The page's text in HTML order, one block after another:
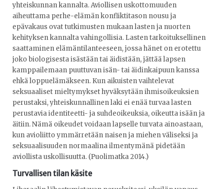
yhteiskunnan kannalta. Aviollisen uskottomuuden
aiheuttama perhe-elämän konfliktitason nousu ja
epävakaus ovat tutkimusten mukaan lasten ja nuorten
kehityksen kannalta vahingollisia. Lasten tarkoituksellinen
saattaminen elämäntilanteeseen, jossa hänet on erotettu
joko biologisesta isästään tai äidistään, jättää lapsen
kamppailemaan puuttuvan isän- tai äidinkaipuun kanssa
ehkä loppuelämäkseen. Kun aikuisten vaihtelevat
seksuaaliset mieltymykset hyväksytään ihmisoikeuksien
perustaksi, yhteiskunnallinen laki ei enää turvaa lasten
perustavia identiteetti- ja suhdeoikeuksia, oikeutta isään ja
äitiin. Nämä oikeudet voidaan lapselle turvata ainoastaan,
kun avioliitto ymmärretään naisen ja miehen väliseksi ja
seksuaalisuuden normaalina ilmentymänä pidetään
aviollista uskollisuutta. (Puolimatka 2014.)
Turvallisen tilan käsite